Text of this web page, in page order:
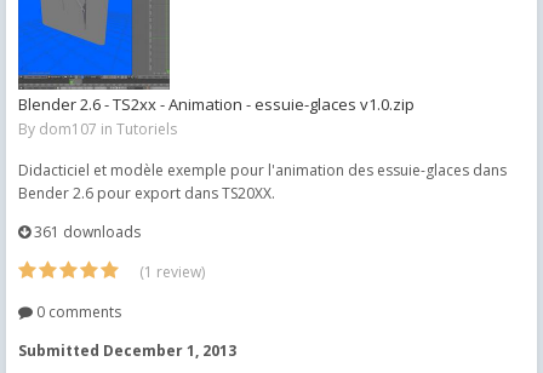
Blender 2.6 - TS2xx - Animation - essuie-glaces v1.0.zip
By dom107 in Tutoriels
Didacticiel et modèle exemple pour l'animation des essuie-glaces dans
Bender 2.6 pour export dans TS20XX.
361 downloads
(1 review)
0 comments
Submitted December 1, 2013